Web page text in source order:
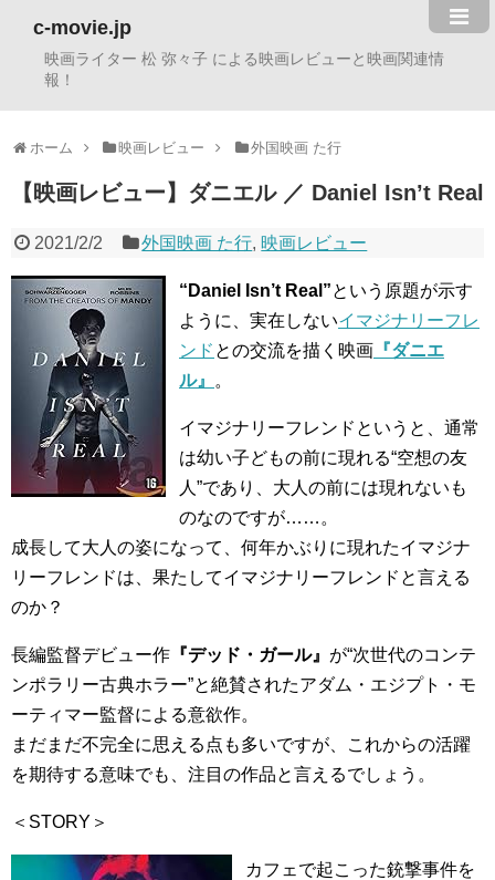
c-movie.jp
映画ライター 松 弥々子 による映画レビューと映画関連情
報！
ホーム 映画レビュー 外国映画 た行
【映画レビュー】ダニエル ／ Daniel Isn’t Real
2021/2/2 外国映画 た行, 映画レビュー
“Daniel Isn’t Real”という原題が示す
ように、実在しないイマジナリーフレ
ンド との交流を描く映画 『ダニエ
ル』
。
イマジナリーフレンドというと、通常
は幼い子どもの前に現れる“空想の友
人”であり、大人の前には現れないも
のなのですが……。
成長して大人の姿になって、何年かぶりに現れたイマジナ
リーフレンドは、果たしてイマジナリーフレンドと言える
のか？
長編監督デビュー作 『デッド・ガール』 が“次世代のコンテ
ンポラリー古典ホラー”と絶賛されたアダム・エジプト・モ
ーティマー監督による意欲作。
まだまだ不完全に思える点も多いですが、これからの活躍
を期待する意味でも、注目の作品と言えるでしょう。
＜STORY＞
カフェで起こった銃撃事件を